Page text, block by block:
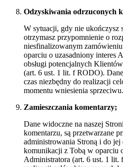
Odzyskiwania odrzuconych
W sytuacji, gdy nie ukończysz
otrzymasz przypomnienie o
niesfinalizowanym
oparciu o uzasadniony interes
obsługi potencjalnych
(art. 6 ust. 1 lit. f RODO).
czas niezbędny do realizacji
momentu wniesienia sprzeciwu.
Zamieszczania komentarzy;
Dane widoczne na naszej
komentarzu, są przetwarzane
administrowania Stroną i do jej
komunikacji z Tobą w oparciu
Administratora (art. 6 ust. 1 lit.